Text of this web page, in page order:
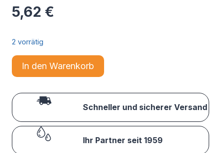
5,62 €
2 vorrätig
In den Warenkorb
Schneller und sicherer Versand
Ihr Partner seit 1959